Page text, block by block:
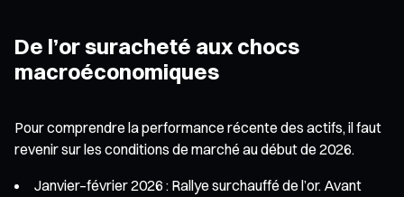
De l’or suracheté aux chocs
macroéconomiques
Pour comprendre la performance récente des actifs, il faut
revenir sur les conditions de marché au début de 2026.
Janvier–février 2026 : Rallye surchauffé de l’or. Avant